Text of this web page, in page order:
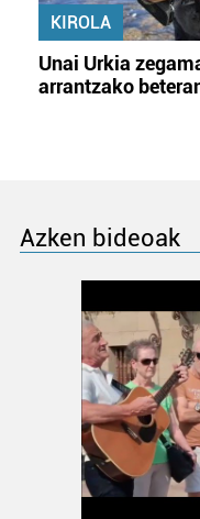
KIROLA
Unai Urkia
arrantzako
Azken bideoak